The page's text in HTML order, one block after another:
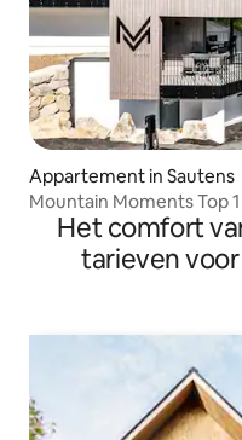
Appartement in Sautens
Mountain Moments Top 1
Het comfort
tarieven